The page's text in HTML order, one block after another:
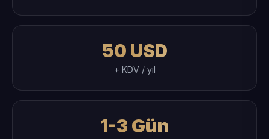
50 USD
+ KDV / yıl
1-3 Gün